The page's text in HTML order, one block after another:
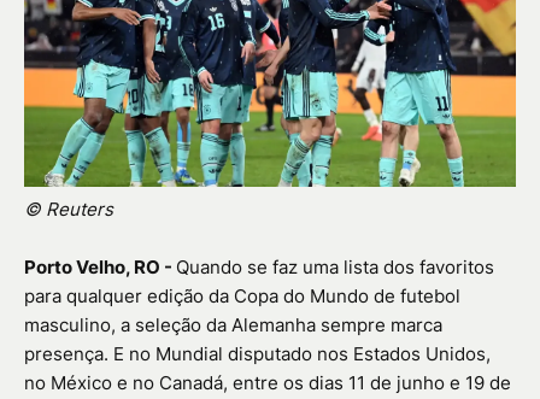
© Reuters
Porto Velho, RO - Quando se faz uma lista dos favoritos
para qualquer edição da Copa do Mundo de futebol
masculino, a seleção da Alemanha sempre marca
presença. E no Mundial disputado nos Estados Unidos,
no México e no Canadá, entre os dias 11 de junho e 19 de